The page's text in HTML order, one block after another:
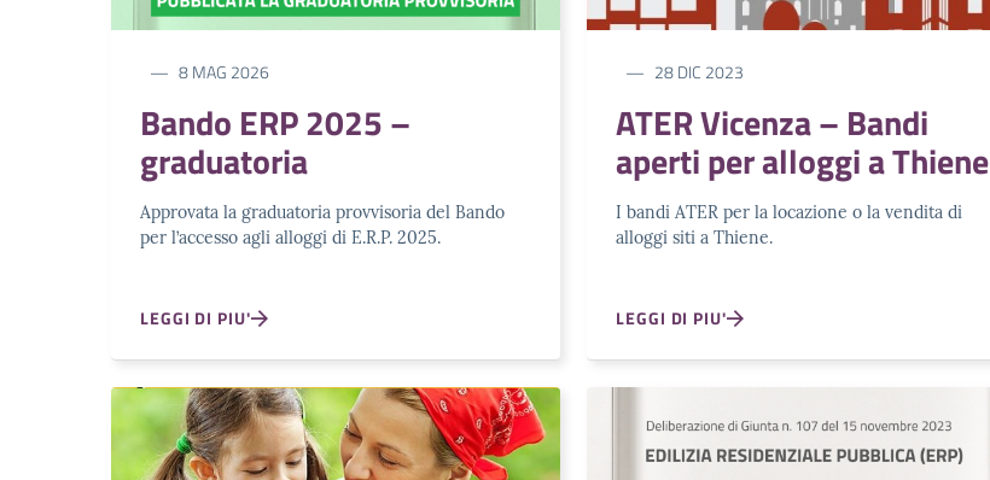
8 MAG 2026
Bando ERP 2025 –
graduatoria
Approvata la graduatoria provvisoria del Bando
per l’accesso agli alloggi di E.R.P. 2025.
LEGGI DI PIU'
28 DIC 2023
ATER Vicenza – Bandi
aperti per alloggi a Thiene
I bandi ATER per la locazione o la vendita di
alloggi siti a Thiene.
LEGGI DI PIU'